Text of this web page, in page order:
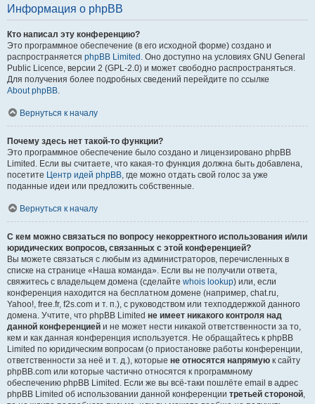
Информация о phpBB
Кто написал эту конференцию?
Это программное обеспечение (в его исходной форме) создано и
распространяется phpBB Limited . Оно доступно на условиях GNU General
Public Licence, версии 2 (GPL-2.0) и может свободно распространяться.
Для получения более подробных сведений перейдите по ссылке
About phpBB
Вернуться к началу
Почему здесь нет такой-то функции?
Это программное обеспечение было создано и лицензировано phpBB
Limited. Если вы считаете, что какая-то функция должна быть добавлена,
посетите Центр идей phpBB , где можно отдать свой голос за уже
поданные идеи или предложить собственные.
Вернуться к началу
С кем можно связаться по вопросу некорректного использования и/или
юридических вопросов, связанных с этой конференцией?
Вы можете связаться с любым из администраторов, перечисленных в
списке на странице «Наша команда». Если вы не получили ответа,
свяжитесь с владельцем домена (сделайте whois lookup) или, если
конференция находится на бесплатном домене (например, chat.ru,
Yahoo!, free.fr, f2s.com и т. п.), с руководством или техподдержкой данного
домена. Учтите, что phpBB Limited не имеет никакого контроля над
данной конференцией и не может нести никакой ответственности за то,
кем и как данная конференция используется. Не обращайтесь к phpBB
Limited по юридическим вопросам (о приостановке работы конференции,
ответственности за неё и т. д.), которые не относятся напрямую к сайту
phpBB.com или которые частично относятся к программному
обеспечению phpBB Limited. Если же вы всё-таки пошлёте email в адрес
phpBB Limited об использовании данной конференции третьей стороной